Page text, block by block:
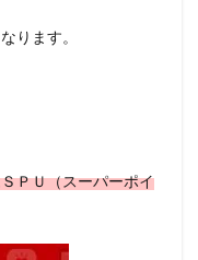
ります。
ＰＵ（スーパーポイ